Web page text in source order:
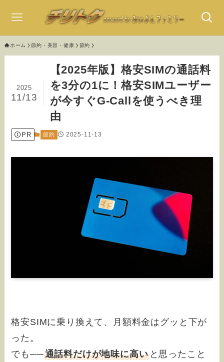
ホーム 節約・美容・健康 節約
【2025年版】格安SIMの通話料
を3分の1に！格安SIMユーザー
が今すぐG-Callを使うべき理
由
2025
11/13
PR 節約 2025-11-13
格安SIMに乗り換えて、月額料金はグッと下が
った。
でも──通話料だけが地味に高いと思ったこと